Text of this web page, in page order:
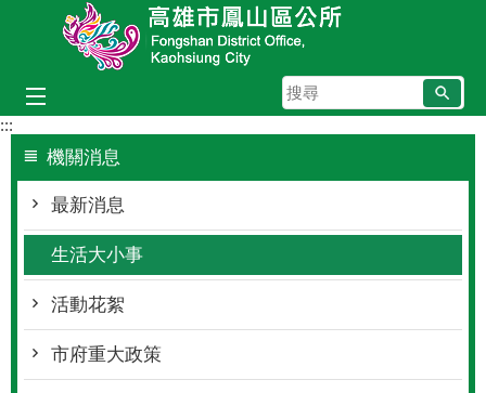
跳到主要內容區塊
搜
尋
:::
機關消息
最新消息
生活大小事
活動花絮
市府重大政策